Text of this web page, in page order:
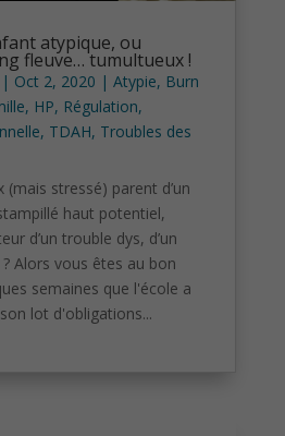
atypique, ou
fleuve… tumultueux !
| Oct 2, 2020 | Atypie, Burn
, HP, Régulation,
, TDAH, Troubles des
(mais stressé) parent d’un
haut potentiel,
d’un trouble dys, d’un
? Alors vous êtes au bon
semaines que l'école a
lot d'obligations...